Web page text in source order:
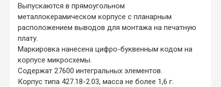
Выпускаются в прямоугольном
металлокерамическом корпусе с планарным
расположением выводов для монтажа на печатную
плату.
Маркировка нанесена цифро-буквенным кодом на
корпусе микросхемы.
Содержат 27600 интегральных элементов.
Корпус типа 427.18-2.03, масса не более 1,6 г.